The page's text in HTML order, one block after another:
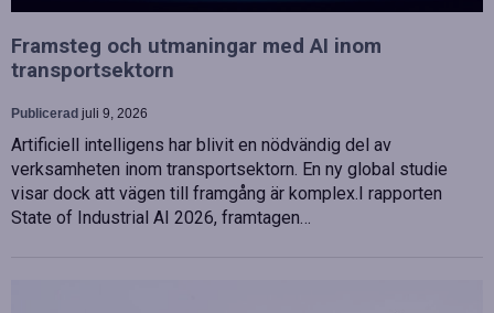
Framsteg och utmaningar med AI inom
transportsektorn
Publicerad juli 9, 2026
Artificiell intelligens har blivit en nödvändig del av
verksamheten inom transportsektorn. En ny global studie
visar dock att vägen till framgång är komplex.I rapporten
State of Industrial AI 2026, framtagen…